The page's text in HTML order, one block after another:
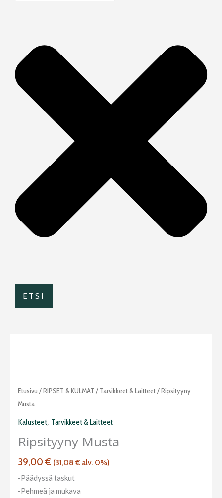
Etusivu /RIPSET & KULMAT / Tarvikkeet & Laitteet/ Ripsityyny
Musta
Kalusteet, Tarvikkeet & Laitteet
Ripsityyny Musta
39,00€ (31,08€ alv. 0%)
-Päädyssä taskut
-Pehmeä ja mukava
ETSI